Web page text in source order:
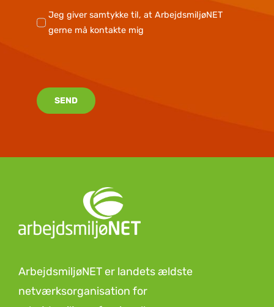
Jeg giver samtykke til, at ArbejdsmiljøNET
gerne må kontakte mig
SEND
ArbejdsmiljøNET er landets ældste
netværksorganisation for